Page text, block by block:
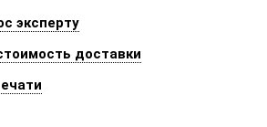
эксперту
доставки